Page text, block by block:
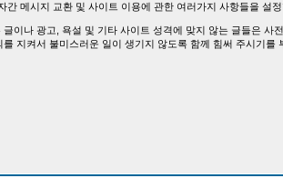
간 메시지 교환 및 사이트 이용에 관한 여러가지 사항들을 설정
글이나 광고, 욕설 및 기타 사이트 성격에 맞지 않는 글들은
를 지켜서 불미스러운 일이 생기지 않도록 함께 힘써 주시기를